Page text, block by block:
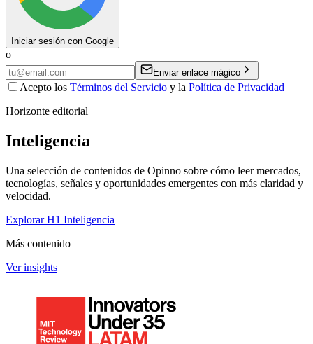
Iniciar sesión con Google
o
Enviar enlace mágico
Acepto los Términos del Servicio y la Política de Privacidad
Horizonte editorial
Inteligencia
Una selección de contenidos de Opinno sobre cómo leer mercados,
tecnologías, señales y oportunidades emergentes con más claridad y
velocidad.
Explorar H1 Inteligencia
Más contenido
Ver insights